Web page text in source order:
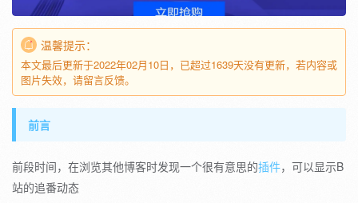
温馨提示：
本文最后更新于2022年02月10日，已超过1639天没有更新，若内容或
图片失效，请留言反馈。
前言
前段时间，在浏览其他博客时发现一个很有意思的插件，可以显示B
站的追番动态